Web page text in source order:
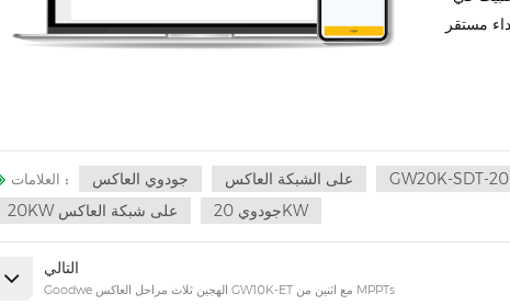
العلامات : جودوي العاكس على الشبكة العاكس GW20K-SDT-20
20KW على شبكة العاكس
جودوي 20KW
التالي
Goodwe الهجين ثلاث مراحل العاكس GW10K-ET مع اثنين من MPPTs